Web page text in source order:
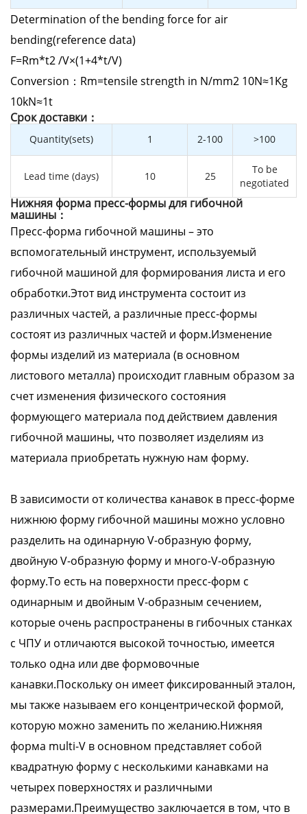
Determination of the bending force for air
bending(reference data)
F=Rm*t2 /V×(1+4*t/V)
Conversion：Rm=tensile strength in N/mm2 10N≈1Kg
10kN≈1t
Cрок доставки：
Quantity(sets) 1 2-100 >100
Lead time (days) 10 25
To be
negotiated
Нижняя форма пресс-формы для гибочной
машины：
Пресс-форма гибочной машины – это
вспомогательный инструмент, используемый
гибочной машиной для формирования листа и его
обработки.Этот вид инструмента состоит из
различных частей, а различные пресс-формы
состоят из различных частей и форм.Изменение
формы изделий из материала (в основном
листового металла) происходит главным образом за
счет изменения физического состояния
формующего материала под действием давления
гибочной машины, что позволяет изделиям из
материала приобретать нужную нам форму.
В зависимости от количества канавок в пресс-форме
нижнюю форму гибочной машины можно условно
разделить на одинарную V-образную форму,
двойную V-образную форму и много-V-образную
форму.То есть на поверхности пресс-форм с
одинарным и двойным V-образным сечением,
которые очень распространены в гибочных станках
с ЧПУ и отличаются высокой точностью, имеется
только одна или две формовочные
канавки.Поскольку он имеет фиксированный эталон,
мы также называем его концентрической формой,
которую можно заменить по желанию.Нижняя
форма multi-V в основном представляет собой
квадратную форму с несколькими канавками на
четырех поверхностях и различными
размерами.Преимущество заключается в том, что в